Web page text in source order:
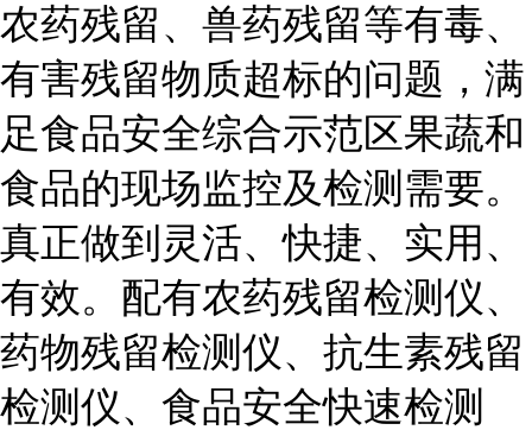
农药残留、兽药残留等有毒、
有害残留物质超标的问题，满
足食品安全综合示范区果蔬和
食品的现场监控及检测需要。
真正做到灵活、快捷、实用、
有效。配有农药残留检测仪、
药物残留检测仪、抗生素残留
检测仪、食品安全快速检测